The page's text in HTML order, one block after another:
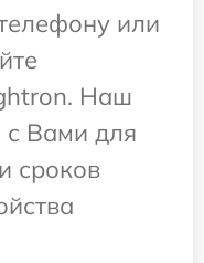
или
Наш
с Вами для
сроков